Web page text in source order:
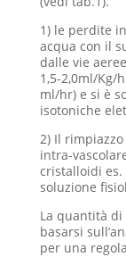
1) le perdite
acqua con il
dalle vie
1,5-2,0ml/Kg/
ml/hr) e si è
isotoniche
2) Il
intra-
cristalloidi es.
soluzione
La quantità
basarsi
per una